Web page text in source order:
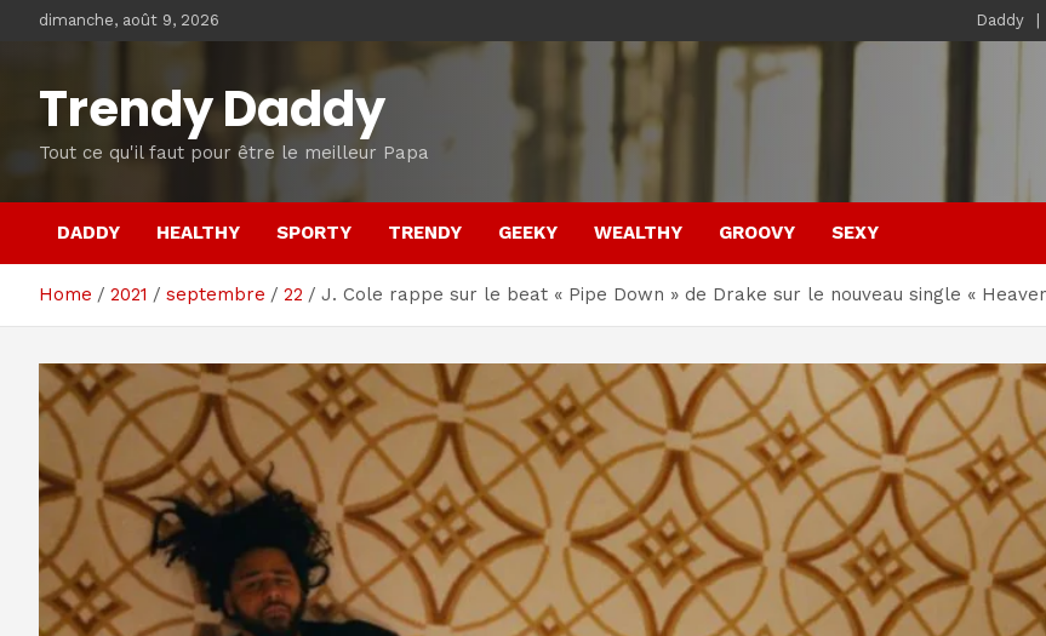
dimanche, août 9, 2026 Daddy
Trendy Daddy
Tout ce qu'il faut pour être le meilleur Papa
DADDY HEALTHY SPORTY TRENDY GEEKY WEALTHY GROOVY SEXY
Home 2021 septembre 22 J. Cole rappe sur le beat « Pipe Down » de Drake sur le nouveau single «